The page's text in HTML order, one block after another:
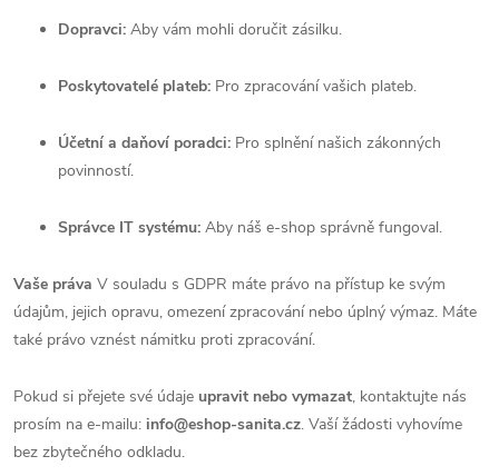
Dopravci: Aby vám mohli doručit zásilku.
Poskytovatelé plateb: Pro zpracování vašich plateb.
Účetní a daňoví poradci: Pro splnění našich zákonných
povinností.
Správce IT systému: Aby náš e-shop správně fungoval.
Vaše práva V souladu s GDPR máte právo na přístup ke svým
údajům, jejich opravu, omezení zpracování nebo úplný výmaz. Máte
také právo vznést námitku proti zpracování.
Pokud si přejete své údaje upravit nebo vymazat, kontaktujte nás
prosím na e-mailu: info@eshop-sanita.cz. Vaší žádosti vyhovíme
bez zbytečného odkladu.